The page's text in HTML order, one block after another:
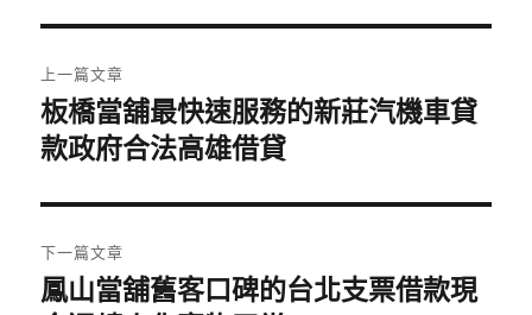
章
導
覽
上一篇文章
上
一
文
章:
板橋當舖最快速服務的新莊汽機車貸
款政府合法高雄借貸
下一篇文章
下
鳳山當舖舊客口碑的台北支票借款現